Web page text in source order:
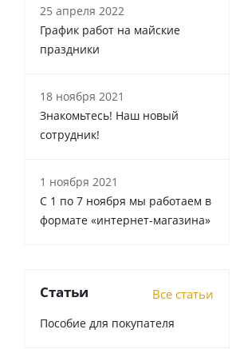
25 апреля 2022
График работ на майские
праздники
18 ноября 2021
Знакомьтесь! Наш новый
сотрудник!
1 ноября 2021
С 1 по 7 ноября мы работаем в
формате «интернет-магазина»
Статьи Все статьи
Пособие для покупателя